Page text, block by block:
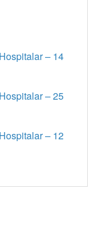
– 14
– 25
– 12